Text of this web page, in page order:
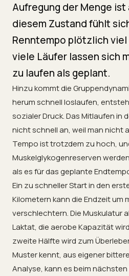
Aufregung der Menge
diesem Zustand fühlt
Renntempo plötzlich viel
viele Läufer lassen sich
zu laufen als geplant.
Hinzu kommt die
herum schnell loslaufen,
sozialer Druck. Das Mitlaufen in
nicht schnell an, weil man nicht
Tempo ist trotzdem zu hoch,
Muskelglykogenreserven
als es für das geplante
Ein zu schneller Start in den
Kilometern kann die Endzeit um
verschlechtern. Die Muskulatur
Laktat, die aerobe Kapazität
zweite Hälfte wird zum
Muster kennt, aus eigener
Analyse, kann es beim